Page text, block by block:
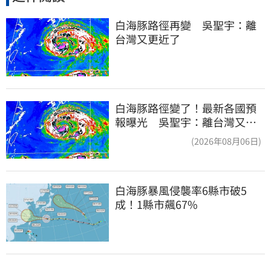
白海豚路徑再變　吳聖宇：離
台灣又更近了
白海豚路徑變了！最新各國預
報曝光 吳聖宇：離台灣又更
(2026年08月06日)
白海豚暴風侵襲率6縣市破5
成！1縣市飆67%